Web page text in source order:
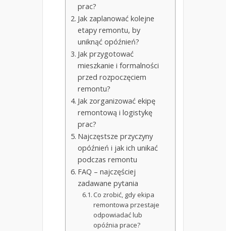
prac?
Jak zaplanować kolejne
etapy remontu, by
uniknąć opóźnień?
Jak przygotować
mieszkanie i formalności
przed rozpoczęciem
remontu?
Jak zorganizować ekipę
remontową i logistykę
prac?
Najczęstsze przyczyny
opóźnień i jak ich unikać
podczas remontu
FAQ – najczęściej
zadawane pytania
Co zrobić, gdy ekipa
remontowa przestaje
odpowiadać lub
opóźnia prace?